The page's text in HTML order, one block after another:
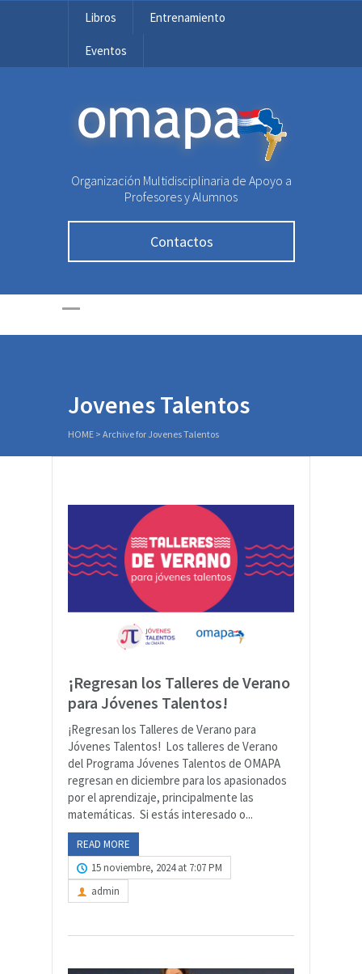
Libros Entrenamiento
Eventos
OMAPA
Organización Multidisciplinaria de Apoyo a
Profesores y Alumnos
Contactos
Jovenes Talentos
HOME > Archive for Jovenes Talentos
¡Regresan los Talleres de Verano
para Jóvenes Talentos!
¡Regresan los Talleres de Verano para
Jóvenes Talentos! Los talleres de Verano
del Programa Jóvenes Talentos de OMAPA
regresan en diciembre para los apasionados
por el aprendizaje, principalmente las
matemáticas. Si estás interesado o...
READ MORE
15 noviembre, 2024 at 7:07 PM
admin